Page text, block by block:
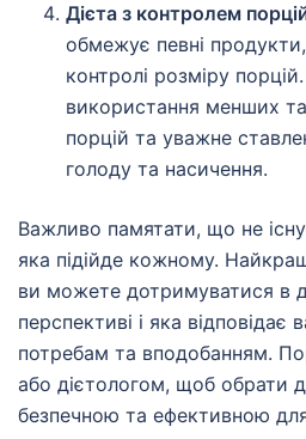
Дієта з контролем
обмежує певні
контролі розміру
використання менших
порцій та уважне
голоду та насичення.
Важливо памятати, що не
яка підійде кожному.
ви можете дотримуватися в
перспективі і яка
потребам та вподобанням.
або дієтологом, щоб обрати
безпечною та ефективною